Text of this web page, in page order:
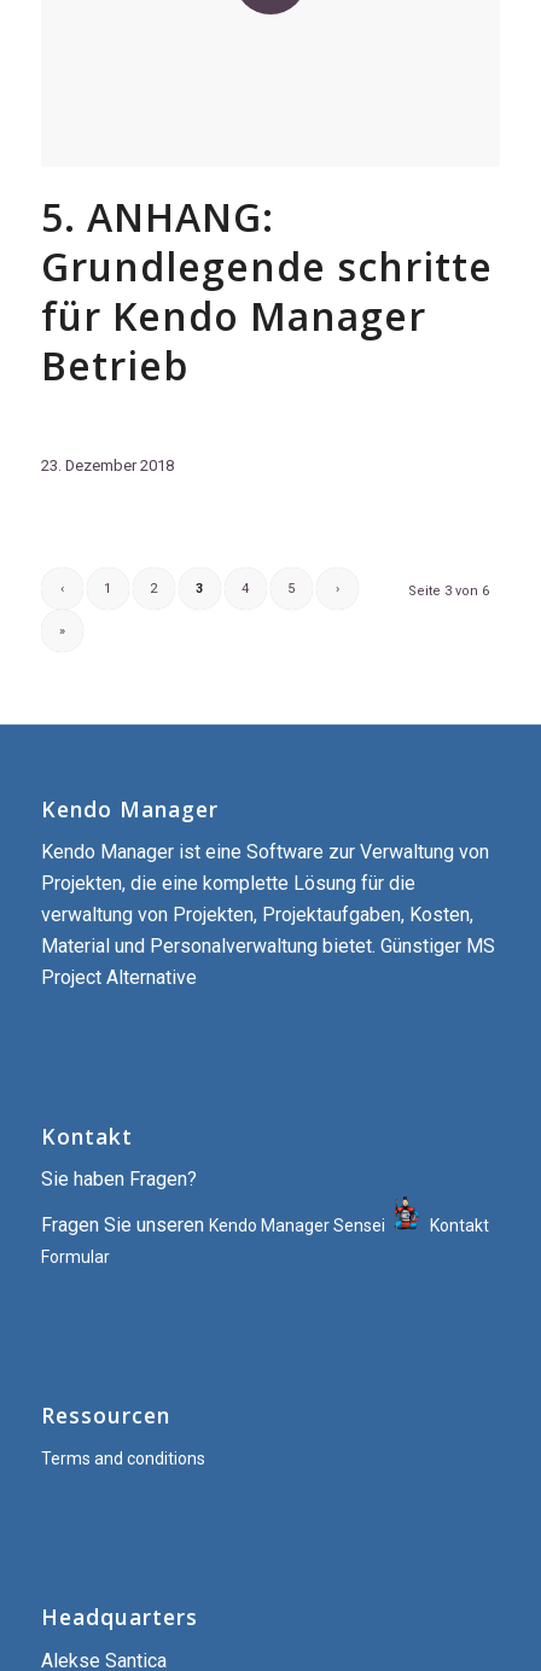
5. ANHANG:
Grundlegende schritte
für Kendo Manager
Betrieb
23. Dezember 2018
Seite 3 von 6
‹ 1 2 3 4 5 ›
»
Kendo Manager
Kendo Manager ist eine Software zur Verwaltung von
Projekten, die eine komplette Lösung für die
verwaltung von Projekten, Projektaufgaben, Kosten,
Material und Personalverwaltung bietet. Günstiger MS
Project Alternative
Kontakt
Sie haben Fragen?
Fragen Sie unseren Kendo Manager Sensei
Kontakt
Formular
Ressourcen
Terms and conditions
Headquarters
Alekse Santica